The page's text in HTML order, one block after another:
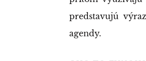
predstavujú
agendy.